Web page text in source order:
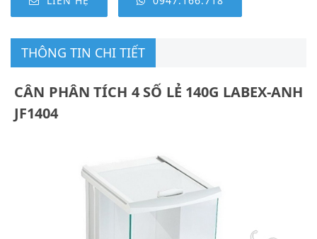
THÔNG TIN CHI TIẾT
CÂN PHÂN TÍCH 4 SỐ LẺ 140G LABEX-ANH
JF1404